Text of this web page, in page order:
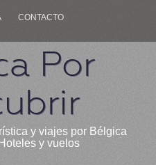
CONTACTO
Por
y viajes por Bélgica
y vuelos